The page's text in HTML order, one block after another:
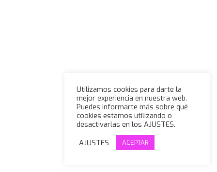
Utilizamos cookies para darte la
mejor experiencia en nuestra web.
Puedes informarte más sobre qué
cookies estamos utilizando o
desactivarlas en los AJUSTES.
AJUSTES
ACEPTAR